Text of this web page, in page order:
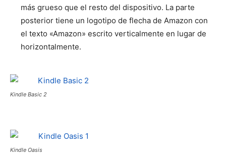
más grueso que el resto del dispositivo. La parte
posterior tiene un logotipo de flecha de Amazon con
el texto «Amazon» escrito verticalmente en lugar de
horizontalmente.
Kindle Basic 2
Kindle Oasis